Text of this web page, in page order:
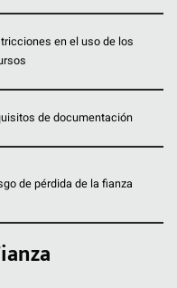
en el uso de los
de documentación
de pérdida de la fianza